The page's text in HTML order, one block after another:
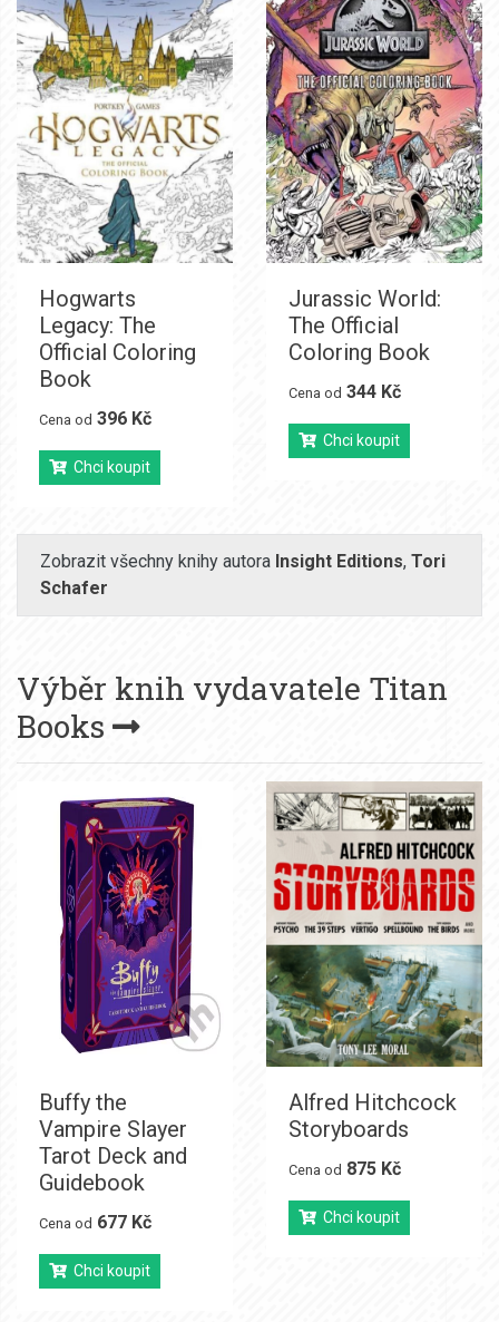
Hogwarts
Legacy: The
Official Coloring
Book
Cena od 396 Kč
Chci koupit
Jurassic World:
The Official
Coloring Book
Cena od 344 Kč
Chci koupit
Zobrazit všechny knihy autora Insight Editions, Tori
Schafer
Výběr knih vydavatele Titan
Books
Buffy the
Vampire Slayer
Tarot Deck and
Guidebook
Cena od 677 Kč
Chci koupit
Alfred Hitchcock
Storyboards
Cena od 875 Kč
Chci koupit